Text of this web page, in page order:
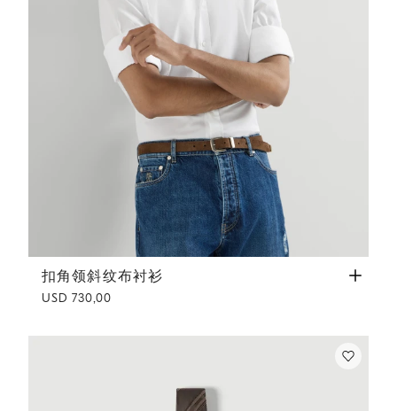
扣角领斜纹布衬衫 白色
扣角领斜纹布衬衫
USD 730,00